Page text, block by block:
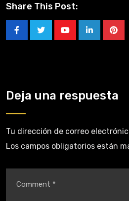
Share This Post:
Deja una respuesta
Tu dirección de correo
Los campos obligatorios están